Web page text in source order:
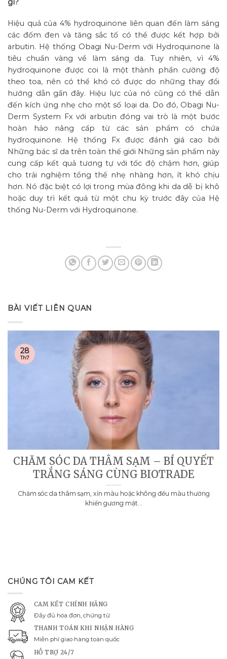
gì?
Hiệu quả của 4% hydroquinone liên quan đến làm sáng
các đốm đen và tăng sắc tố có thể được kết hợp bởi
arbutin. Hệ thống Obagi Nu-Derm với Hydroquinone là
tiêu chuẩn vàng về làm sáng da. Tuy nhiên, vì 4%
hydroquinone được coi là một thành phần cường độ
theo toa, nên có thể khó có được do những thay đổi
hướng dẫn gần đây. Hiệu lực của nó cũng có thể dẫn
đến kích ứng nhẹ cho một số loại da. Do đó, Obagi Nu-
Derm System Fx với arbutin đóng vai trò là một bước
hoàn hảo nâng cấp từ các sản phẩm có chứa
hydroquinone. Hệ thống Fx được đánh giá cao bởi
Những bác sĩ da trên toàn thế giới Những sản phẩm này
cung cấp kết quả tương tự với tốc độ chậm hơn, giúp
cho trải nghiệm tổng thể nhẹ nhàng hơn, ít khó chịu
hơn. Nó đặc biệt có lợi trong mùa đông khi da dễ bị khô
hoặc duy trì kết quả từ một chu kỳ trước đây của Hệ
thống Nu-Derm với Hydroquinone.
BÀI VIẾT LIÊN QUAN
CHĂM SÓC DA THÂM SẠM – BÍ QUYẾT
TRẮNG SÁNG CÙNG BIOTRADE
Chăm sóc da thâm sạm, xỉn màu hoặc không đều màu thường
khiến gương mặt...
28
Th7
CHÚNG TÔI CAM KẾT
CAM KẾT CHÍNH HÃNG
Đầy đủ hóa đơn, chứng từ
THANH TOÁN KHI NHẬN HÀNG
Miễn phí giao hàng toàn quốc
HỖ TRỢ 24/7